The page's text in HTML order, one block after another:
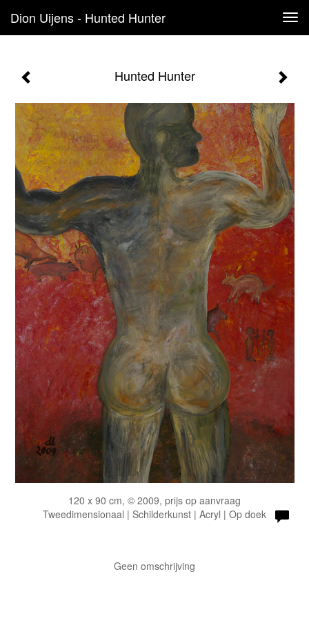
Dion Uijens - Hunted Hunter
Hunted Hunter
120 x 90 cm, © 2009, prijs op aanvraag
Tweedimensionaal | Schilderkunst | Acryl | Op doek
Geen omschrijving